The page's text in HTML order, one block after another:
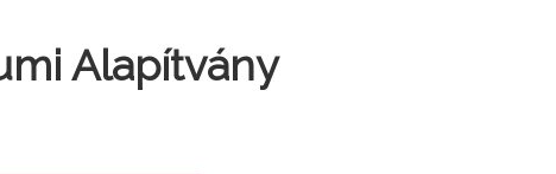
Alapítvány